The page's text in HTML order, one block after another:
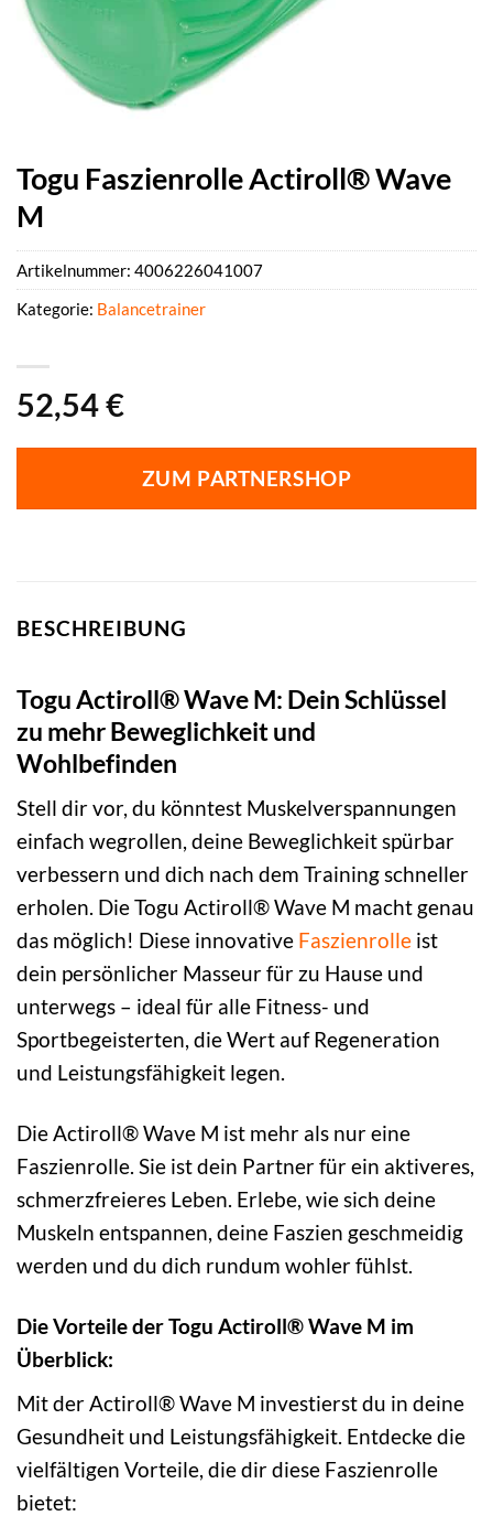
Togu Faszienrolle Actiroll® Wave
M
52,54€
ZUM PARTNERSHOP
Artikelnummer: 4006226041007
Kategorie: Balancetrainer
BESCHREIBUNG
Togu Actiroll® Wave M: Dein Schlüssel
zu mehr Beweglichkeit und
Wohlbefinden
Stell dir vor, du könntest Muskelverspannungen
einfach wegrollen, deine Beweglichkeit spürbar
verbessern und dich nach dem Training schneller
erholen. Die Togu Actiroll® Wave M macht genau
das möglich! Diese innovative Faszienrolle ist
dein persönlicher Masseur für zu Hause und
unterwegs – ideal für alle Fitness- und
Sportbegeisterten, die Wert auf Regeneration
und Leistungsfähigkeit legen.
Die Actiroll® Wave M ist mehr als nur eine
Faszienrolle. Sie ist dein Partner für ein aktiveres,
schmerzfreieres Leben. Erlebe, wie sich deine
Muskeln entspannen, deine Faszien geschmeidig
werden und du dich rundum wohler fühlst.
Die Vorteile der Togu Actiroll® Wave M im
Überblick:
Mit der Actiroll® Wave M investierst du in deine
Gesundheit und Leistungsfähigkeit. Entdecke die
vielfältigen Vorteile, die dir diese Faszienrolle
bietet: